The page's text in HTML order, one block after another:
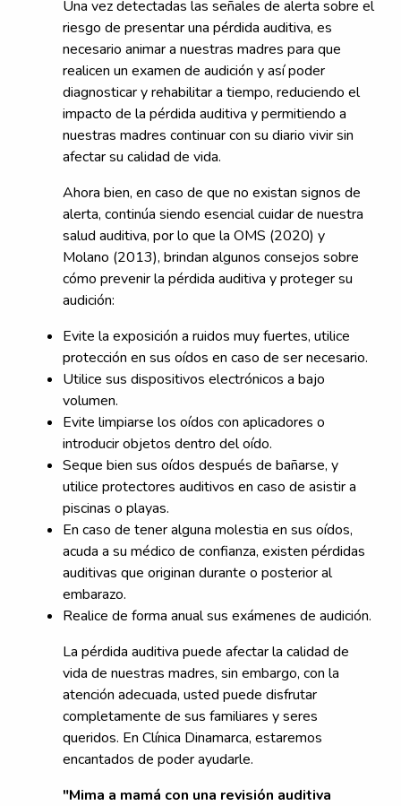
Una vez detectadas las señales de alerta sobre el
riesgo de presentar una pérdida auditiva, es
necesario animar a nuestras madres para que
realicen un examen de audición y así poder
diagnosticar y rehabilitar a tiempo, reduciendo el
impacto de la pérdida auditiva y permitiendo a
nuestras madres continuar con su diario vivir sin
afectar su calidad de vida.
Ahora bien, en caso de que no existan signos de
alerta, continúa siendo esencial cuidar de nuestra
salud auditiva, por lo que la OMS (2020) y
Molano (2013), brindan algunos consejos sobre
cómo prevenir la pérdida auditiva y proteger su
audición:
Evite la exposición a ruidos muy fuertes, utilice
protección en sus oídos en caso de ser necesario.
Utilice sus dispositivos electrónicos a bajo
volumen.
Evite limpiarse los oídos con aplicadores o
introducir objetos dentro del oído.
Seque bien sus oídos después de bañarse, y
utilice protectores auditivos en caso de asistir a
piscinas o playas.
En caso de tener alguna molestia en sus oídos,
acuda a su médico de confianza, existen pérdidas
auditivas que originan durante o posterior al
embarazo.
Realice de forma anual sus exámenes de audición.
La pérdida auditiva puede afectar la calidad de
vida de nuestras madres, sin embargo, con la
atención adecuada, usted puede disfrutar
completamente de sus familiares y seres
queridos. En Clínica Dinamarca, estaremos
encantados de poder ayudarle.
"Mima a mamá con una revisión auditiva